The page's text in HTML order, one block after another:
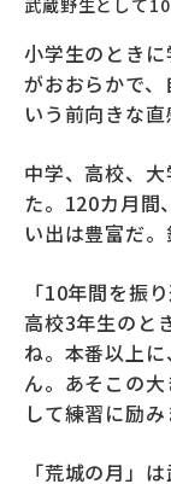
武蔵野生として
小学生のとき
がおおらかで
いう前向きな直
中学、高校、
た。120カ月間
い出は豊富だ。
「10年間を振
高校3年生のと
ね。本番以上
ん。あそこの
して練習に励み
「荒城の月」